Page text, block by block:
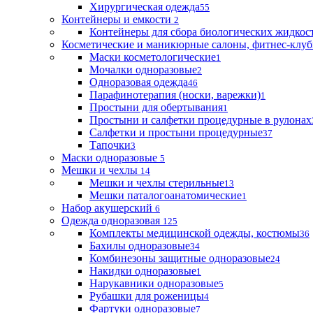
Хирургическая одежда55
Контейнеры и емкости 2
Контейнеры для сбора биологических
Косметические и маникюрные салоны, фитнес-
Маски косметологические1
Мочалки одноразовые2
Одноразовая одежда46
Парафинотерапия (носки, варежки)1
Простыни для обертывания1
Простыни и салфетки процедурные в рулонах
Салфетки и простыни процедурные37
Тапочки3
Маски одноразовые 5
Мешки и чехлы 14
Мешки и чехлы стерильные13
Мешки паталогоанатомические1
Набор акушерский 6
Одежда одноразовая 125
Комплекты медицинской одежды, костюмы36
Бахилы одноразовые34
Комбинезоны защитные одноразовые24
Накидки одноразовые1
Нарукавники одноразовые5
Рубашки для роженицы4
Фартуки одноразовые7